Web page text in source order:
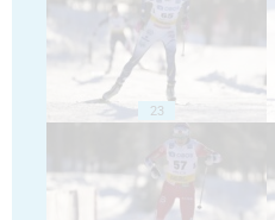
23